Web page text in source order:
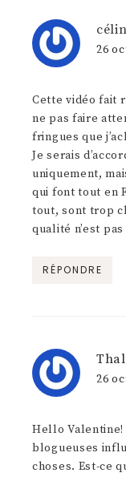
26
Cette vidéo fait
ne pas faire
fringues que
Je serais
uniquement,
qui font tout en
tout, sont trop
qualité n’est
RÉPONDRE
26
Hello Valentine!
blogueuses
choses. Est-ce